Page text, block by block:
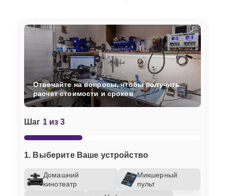
Шаг 1 из 3
1. Выберите Ваше устройство
Домашний
кинотеатр
Микшерный
пульт
Отвечайте на вопросы, чтобы получить
расчет стоимости и сроков